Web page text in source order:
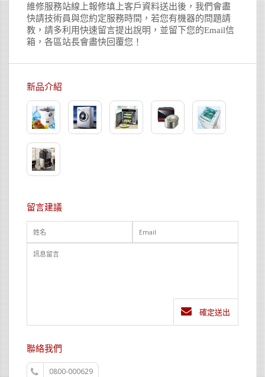
維修服務站線上報修填上客戶資料送出後，我們會盡
快請技術員與您約定服務時間，若您有機器的問題請
教，請多利用快速留言提出說明，並留下您的Email信
箱，各區站長會盡快回覆您！
新品介紹
留言建議
確定送出
聯絡我們
0800-000629